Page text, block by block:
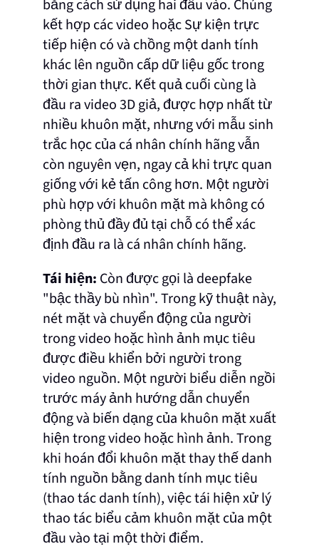
bằng cách sử dụng hai đầu vào. Chúng
kết hợp các video hoặc Sự kiện trực
tiếp hiện có và chồng một danh tính
khác lên nguồn cấp dữ liệu gốc trong
thời gian thực. Kết quả cuối cùng là
đầu ra video 3D giả, được hợp nhất từ
nhiều khuôn mặt, nhưng với mẫu sinh
trắc học của cá nhân chính hãng vẫn
còn nguyên vẹn, ngay cả khi trực quan
giống với kẻ tấn công hơn. Một người
phù hợp với khuôn mặt mà không có
phòng thủ đầy đủ tại chỗ có thể xác
định đầu ra là cá nhân chính hãng.
Tái hiện: Còn được gọi là deepfake
"bậc thầy bù nhìn". Trong kỹ thuật này,
nét mặt và chuyển động của người
trong video hoặc hình ảnh mục tiêu
được điều khiển bởi người trong
video nguồn. Một người biểu diễn ngồi
trước máy ảnh hướng dẫn chuyển
động và biến dạng của khuôn mặt xuất
hiện trong video hoặc hình ảnh. Trong
khi hoán đổi khuôn mặt thay thế danh
tính nguồn bằng danh tính mục tiêu
(thao tác danh tính), việc tái hiện xử lý
thao tác biểu cảm khuôn mặt của một
đầu vào tại một thời điểm.